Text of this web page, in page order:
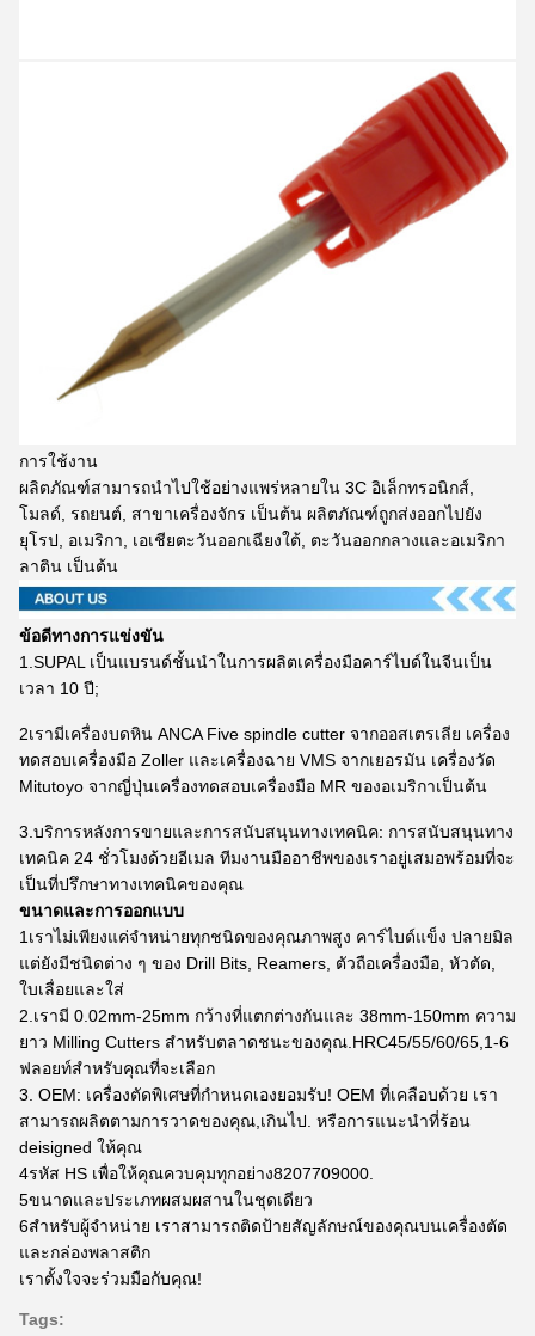
การใช้งาน
ผลิตภัณฑ์สามารถนําไปใช้อย่างแพร่หลายใน 3C อิเล็กทรอนิกส์,
โมลด์, รถยนต์, สาขาเครื่องจักร เป็นต้น ผลิตภัณฑ์ถูกส่งออกไปยัง
ยุโรป, อเมริกา, เอเชียตะวันออกเฉียงใต้, ตะวันออกกลางและอเมริกา
ลาติน เป็นต้น
ข้อดีทางการแข่งขัน
1.SUPAL เป็นแบรนด์ชั้นนําในการผลิตเครื่องมือคาร์ไบด์ในจีนเป็น
เวลา 10 ปี;
2เรามีเครื่องบดหิน ANCA Five spindle cutter จากออสเตรเลีย เครื่อง
ทดสอบเครื่องมือ Zoller และเครื่องฉาย VMS จากเยอรมัน เครื่องวัด
Mitutoyo จากญี่ปุ่นเครื่องทดสอบเครื่องมือ MR ของอเมริกาเป็นต้น
3.บริการหลังการขายและการสนับสนุนทางเทคนิค: การสนับสนุนทาง
เทคนิค 24 ชั่วโมงด้วยอีเมล ทีมงานมืออาชีพของเราอยู่เสมอพร้อมที่จะ
เป็นที่ปรึกษาทางเทคนิคของคุณ
ขนาดและการออกแบบ
1เราไม่เพียงแค่จําหน่ายทุกชนิดของคุณภาพสูง คาร์ไบด์แข็ง ปลายมิล
แต่ยังมีชนิดต่าง ๆ ของ Drill Bits, Reamers, ตัวถือเครื่องมือ, หัวตัด,
ใบเลื่อยและใส่
2.เรามี 0.02mm-25mm กว้างที่แตกต่างกันและ 38mm-150mm ความ
ยาว Milling Cutters สําหรับตลาดชนะของคุณ.HRC45/55/60/65,1-6
ฟลอยท์สําหรับคุณที่จะเลือก
3. OEM: เครื่องตัดพิเศษที่กําหนดเองยอมรับ! OEM ที่เคลือบด้วย เรา
สามารถผลิตตามการวาดของคุณ,เกินไป. หรือการแนะนําที่ร้อน
deisigned ให้คุณ
4รหัส HS เพื่อให้คุณควบคุมทุกอย่าง8207709000.
5ขนาดและประเภทผสมผสานในชุดเดียว
6สําหรับผู้จําหน่าย เราสามารถติดป้ายสัญลักษณ์ของคุณบนเครื่องตัด
และกล่องพลาสติก
เราตั้งใจจะร่วมมือกับคุณ!
Tags: